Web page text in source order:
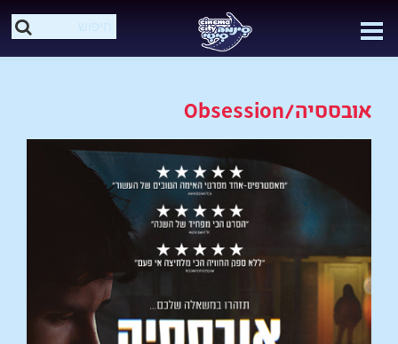
אובססיה/Obsession